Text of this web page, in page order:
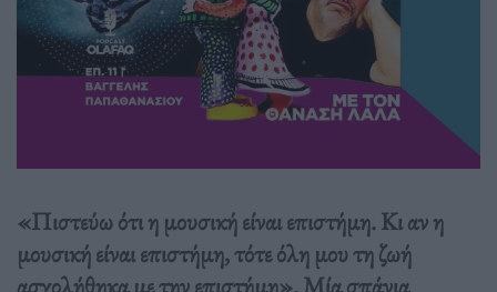
«Πιστεύω ότι η μουσική είναι επιστήμη. Kι αν η
μουσική είναι επιστήμη, τότε όλη μου τη ζωή